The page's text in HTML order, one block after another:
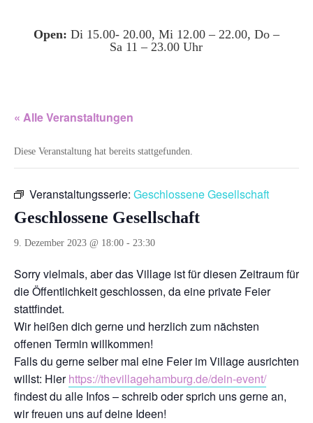
Open: Di 15.00- 20.00, Mi 12.00 – 22.00, Do –
Sa 11 – 23.00 Uhr
« Alle Veranstaltungen
Diese Veranstaltung hat bereits stattgefunden.
Veranstaltungsserie: Geschlossene Gesellschaft
Geschlossene Gesellschaft
9. Dezember 2023 @ 18:00 - 23:30
Sorry vielmals, aber das Village ist für diesen Zeitraum für
die Öffentlichkeit geschlossen, da eine private Feier
stattfindet.
Wir heißen dich gerne und herzlich zum nächsten
offenen Termin willkommen!
Falls du gerne selber mal eine Feier im Village ausrichten
willst: Hierhttps://thevillagehamburg.de/dein-event/
findest du alle Infos – schreib oder sprich uns gerne an,
wir freuen uns auf deine Ideen!